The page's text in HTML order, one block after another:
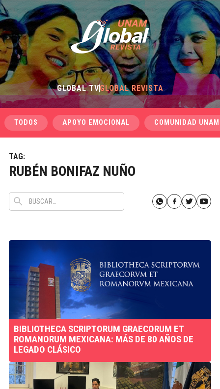
GLOBAL TVGLOBAL REVISTA
TODOS APOYO EMOCIONAL COMUNIDAD UNAM
TAG:
RUBÉN BONIFAZ NUÑO
BIBLIOTHECA SCRIPTORUM GRAECORUM ET
ROMANORUM MEXICANA: MÁS DE 80 AÑOS DE
LEGADO CLÁSICO